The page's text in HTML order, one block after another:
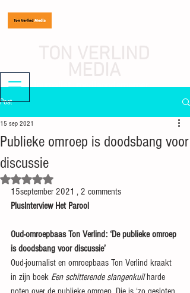
journalist, mediaondernemer
Post
Publieke omroep is doodsbang voor
discussie
15 sep 2021
Beoordeeld met NaN uit 5 sterren.
15september 2021 , 2 comments
PlusInterview Het Parool
Oud-omroepbaas Ton Verlind: ‘De publieke omroep
is doodsbang voor discussie’
Oud-journalist en omroepbaas Ton Verlind kraakt
in zijn boek Een schitterende slangenkuil harde